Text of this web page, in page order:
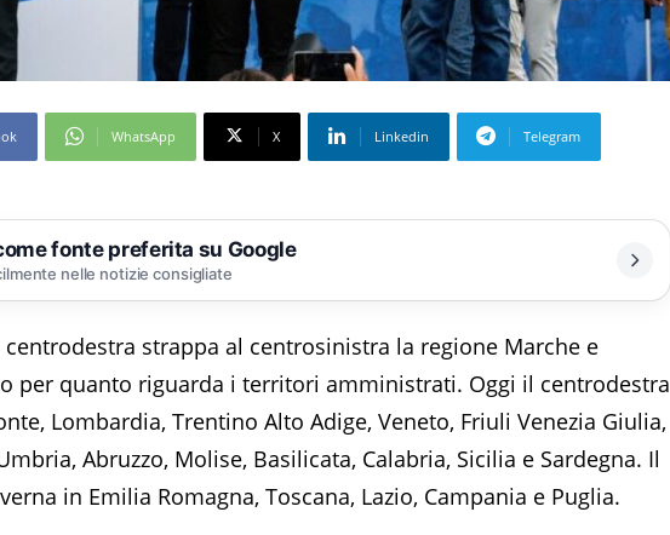
WhatsApp X Linkedin Telegram
fonte preferita su Google
nelle notizie consigliate
centrodestra strappa al centrosinistra la regione Marche e
per quanto riguarda i territori amministrati. Oggi il centrodestra
Lombardia, Trentino Alto Adige, Veneto, Friuli Venezia Giulia,
Abruzzo, Molise, Basilicata, Calabria, Sicilia e Sardegna. Il
in Emilia Romagna, Toscana, Lazio, Campania e Puglia.